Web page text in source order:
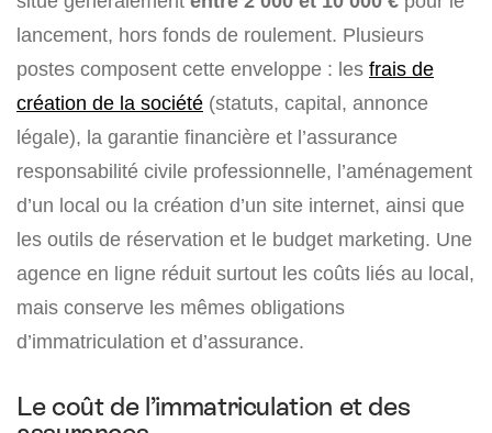
lancement, hors fonds de roulement. Plusieurs
postes composent cette enveloppe : les frais de
création de la société (statuts, capital, annonce
légale), la garantie financière et l’assurance
responsabilité civile professionnelle, l’aménagement
d’un local ou la création d’un site internet, ainsi que
les outils de réservation et le budget marketing. Une
agence en ligne réduit surtout les coûts liés au local,
mais conserve les mêmes obligations
d’immatriculation et d’assurance.
Le coût de l’immatriculation et des